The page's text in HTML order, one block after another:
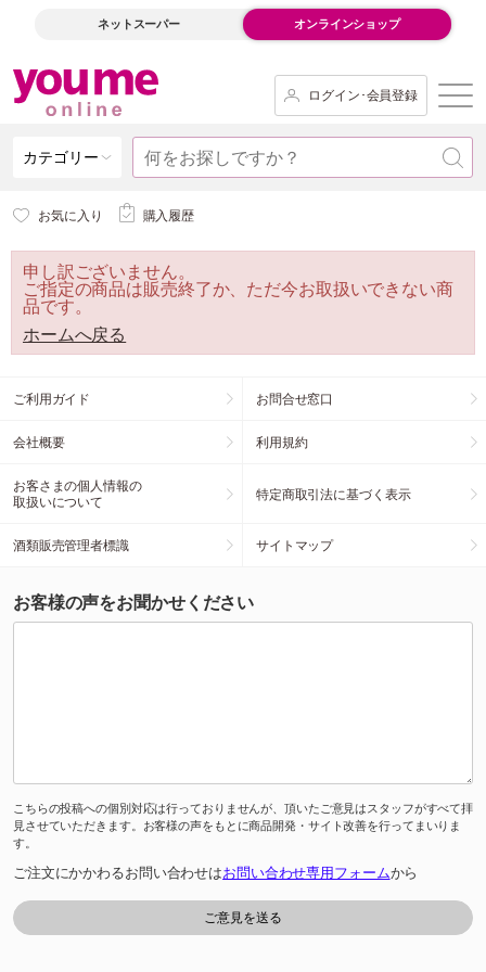
ネットスーパー オンラインショップ
ログイン･会員登録
カテゴリー
お気に入り 購入履歴
申し訳ございません。
ご指定の商品は販売終了か、ただ今お取扱いできない商
品です。
ホームへ戻る
ご利用ガイド お問合せ窓口
会社概要 利用規約
お客さまの個人情報の
取扱いについて
特定商取引法に基づく表示
酒類販売管理者標識 サイトマップ
お客様の声をお聞かせください
こちらの投稿への個別対応は行っておりませんが、頂いたご意見はスタッフがすべて拝
見させていただきます。お客様の声をもとに商品開発・サイト改善を行ってまいりま
す。
ご注文にかかわるお問い合わせはお問い合わせ専用フォームから